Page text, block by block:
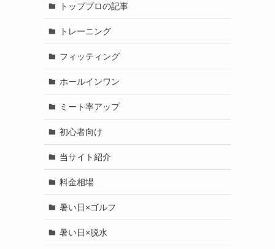
トッププロの記事
トレーニング
フィッティング
ホールインワン
ミート率アップ
初心者向け
当サイト紹介
料金相場
暑い日×ゴルフ
暑い日×脱水